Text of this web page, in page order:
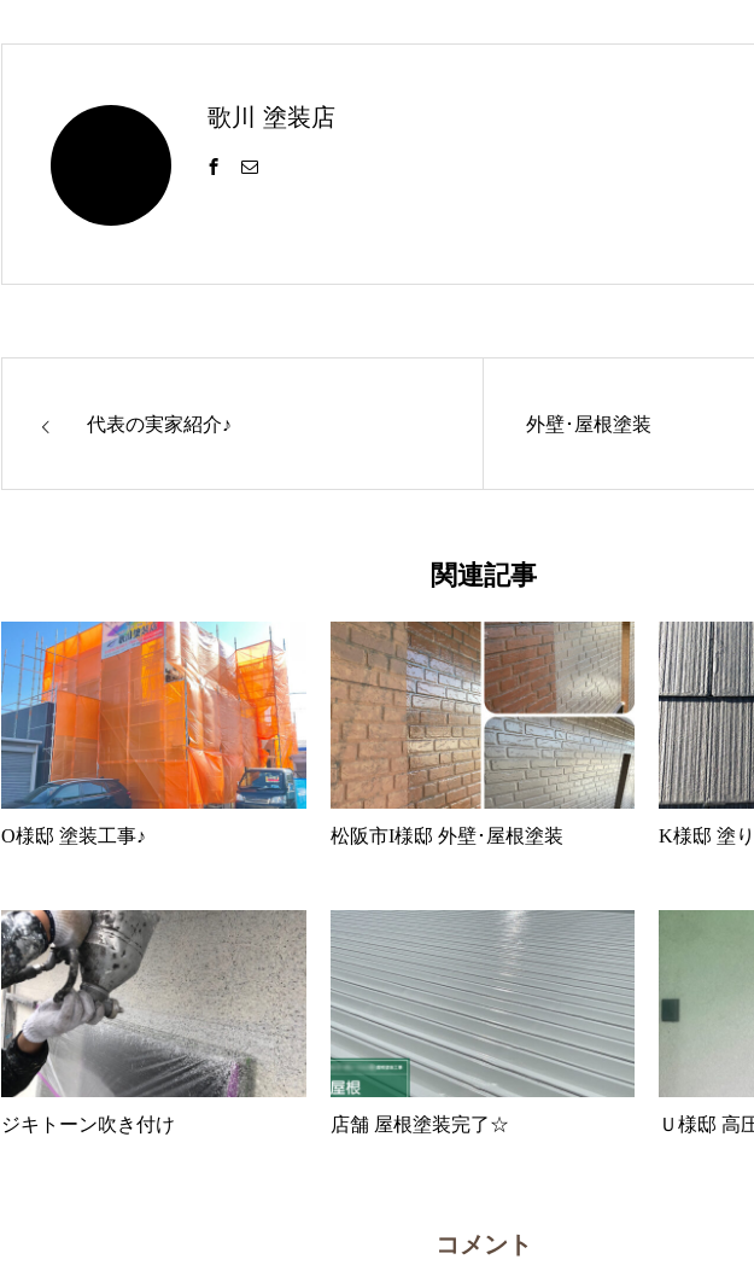
歌川 塗装店
代表の実家紹介♪ 外壁･屋根塗装
関連記事
O様邸 塗装工事♪ 松阪市I様邸 外壁･屋根塗装 K様邸 塗
ジキトーン吹き付け 店舗 屋根塗装完了☆ Ｕ様邸 高
コメント